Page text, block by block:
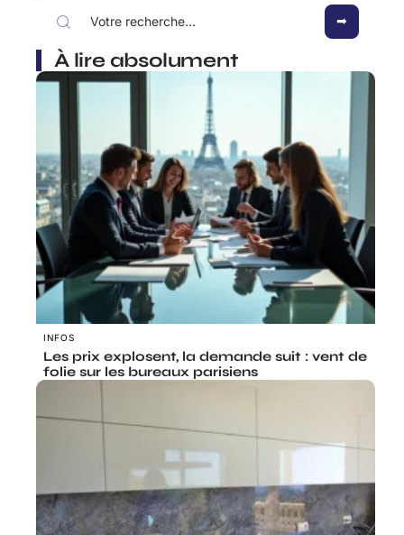
À lire absolument
INFOS
Les prix explosent, la demande suit : vent de
folie sur les bureaux parisiens